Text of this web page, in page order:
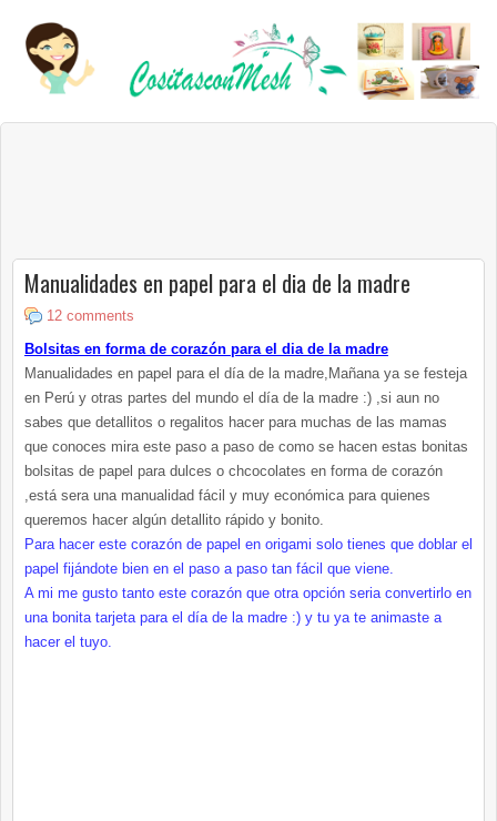
Manualidades en papel para el dia de la madre
12 comments
Bolsitas en forma de corazón para el dia de la madre
Manualidades en papel para el día de la madre,Mañana ya se festeja
en Perú y otras partes del mundo el día de la madre :) ,si aun no
sabes que detallitos o regalitos hacer para muchas de las mamas
que conoces mira este paso a paso de como se hacen estas bonitas
bolsitas de papel para dulces o chcocolates en forma de corazón
,está sera una manualidad fácil y muy económica para quienes
queremos hacer algún detallito rápido y bonito.
Para hacer este corazón de papel en origami solo tienes que doblar el
papel fijándote bien en el paso a paso tan fácil que viene.
A mi me gusto tanto este corazón que otra opción seria convertirlo en
una bonita tarjeta para el día de la madre :) y tu ya te animaste a
hacer el tuyo.